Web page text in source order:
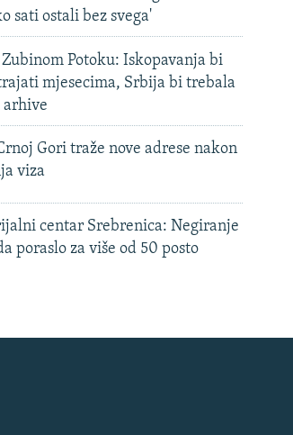
sati ostali bez svega'
Potoku: Iskopavanja bi
mjesecima, Srbija bi trebala
Gori traže nove adrese nakon
viza
centar Srebrenica: Negiranje
poraslo za više od 50 posto